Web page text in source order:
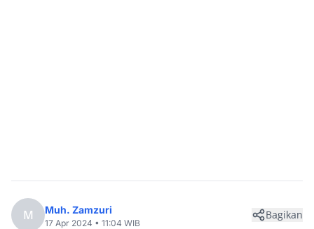
M Muh. Zamzuri
17 Apr 2024 • 11:04 WIB
Bagikan